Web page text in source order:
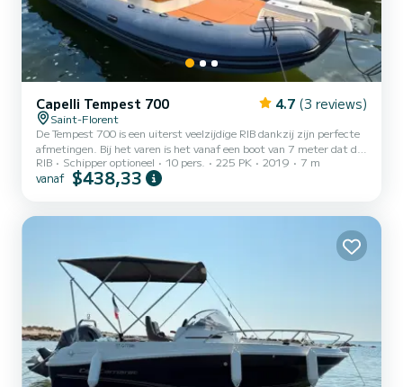
Capelli Tempest 700 4.7 (3 reviews)
Saint-Florent
De Tempest 700 is een uiterst veelzijdige RIB dankzij zijn perfecte
afmetingen. Bij het varen is het vanaf een boot van 7 meter dat de
stabiliteit echt voelbaar is. Zelfs bij ruwe zee zorgt de breedte van
2m80 voor een soepele doorgang en een zeker zijdelings evenwicht
RIB Schipper optioneel 10 pers. 225 PK 2019 7 m
vanaf $438,33